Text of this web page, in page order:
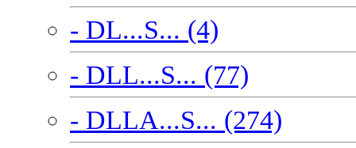
- DL...S... (4)
- DLL...S... (77)
- DLLA...S... (274)